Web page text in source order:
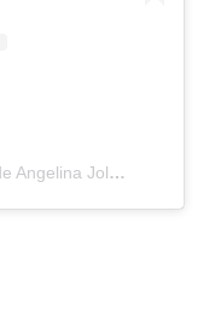
Una publicación compartida de Angelina Jolie (@angelinajolie)